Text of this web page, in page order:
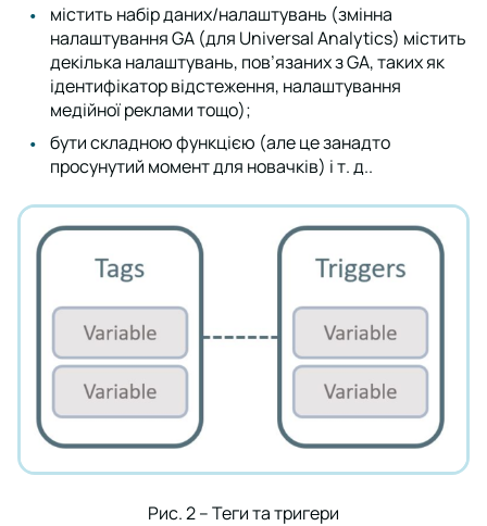
містить набір даних/налаштувань (змінна
налаштування GA (для Universal Analytics) містить
декілька налаштувань, пов’язаних з GA, таких як
ідентифікатор відстеження, налаштування
медійної реклами тощо);
бути складною функцією (але це занадто
просунутий момент для новачків) і т. д..
Рис. 2 – Теги та тригери